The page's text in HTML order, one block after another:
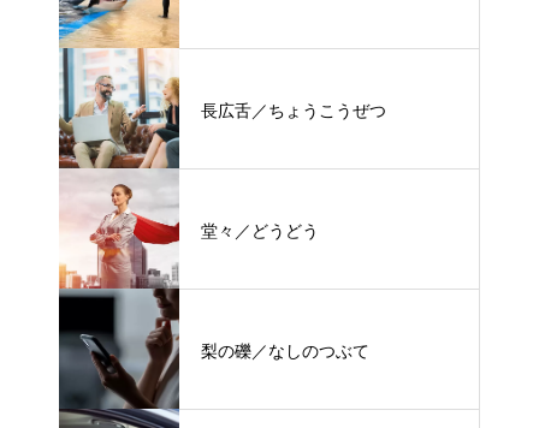
長広舌／ちょうこうぜつ
堂々／どうどう
梨の礫／なしのつぶて